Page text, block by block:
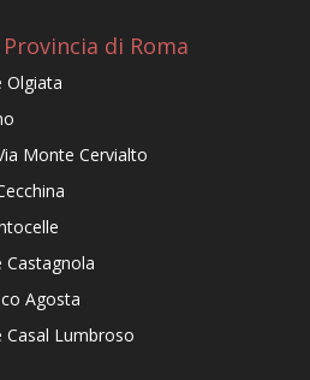
di Roma
Olgiata
Monte Cervialto
Castagnola
Agosta
Lumbroso